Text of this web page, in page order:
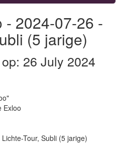
- 2024-07-26 -
(5 jarige)
26 July 2024
Exloo
Tour, Subli (5 jarige)